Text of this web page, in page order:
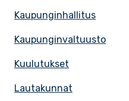
Kaupunginhallitus
Kaupunginvaltuusto
Kuulutukset
Lautakunnat